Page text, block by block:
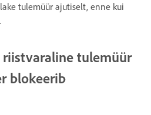
tulemüür ajutiselt, enne kui
tulemüür
blokeerib